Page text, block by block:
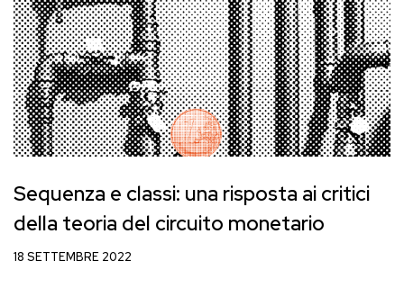
Sequenza e classi: una risposta ai critici
della teoria del circuito monetario
18 SETTEMBRE 2022